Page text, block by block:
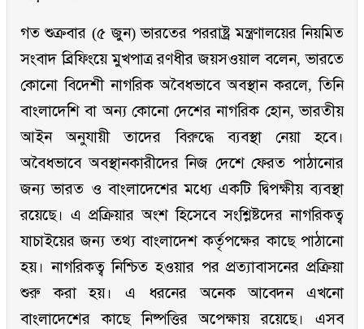
গত শুক্রবার (৫ জুন) ভারতের পররাষ্ট্র মন্ত্রণালয়ের নিয়মিত
সংবাদ ব্রিফিংয়ে মুখপাত্র রণধীর জয়সওয়াল বলেন, ভারতে
কোনো বিদেশী নাগরিক অবৈধভাবে অবস্থান করলে, তিনি
বাংলাদেশি বা অন্য কোনো দেশের নাগরিক হোন, ভারতীয়
আইন অনুযায়ী তাদের বিরুদ্ধে ব্যবস্থা নেয়া হবে।
অবৈধভাবে অবস্থানকারীদের নিজ দেশে ফেরত পাঠানোর
জন্য ভারত ও বাংলাদেশের মধ্যে একটি দ্বিপক্ষীয় ব্যবস্থা
রয়েছে। এ প্রক্রিয়ার অংশ হিসেবে সংশ্লিষ্টদের নাগরিকত্ব
যাচাইয়ের জন্য তথ্য বাংলাদেশ কর্তৃপক্ষের কাছে পাঠানো
হয়। নাগরিকত্ব নিশ্চিত হওয়ার পর প্রত্যাবাসনের প্রক্রিয়া
শুরু করা হয়। এ ধরনের অনেক আবেদন এখনো
বাংলাদেশের কাছে নিষ্পত্তির অপেক্ষায় রয়েছে। এসব